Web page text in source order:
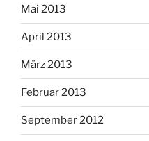
Mai 2013
April 2013
März 2013
Februar 2013
September 2012